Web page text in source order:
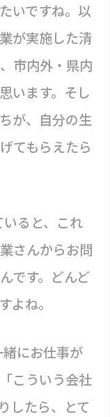
いですね。以
が実施した清
市内外・県内
います。そし
が、自分の生
てもらえたら
ると、これ
さんからお問
です。どんど
よね。
にお仕事が
こういう会社
したら、とて